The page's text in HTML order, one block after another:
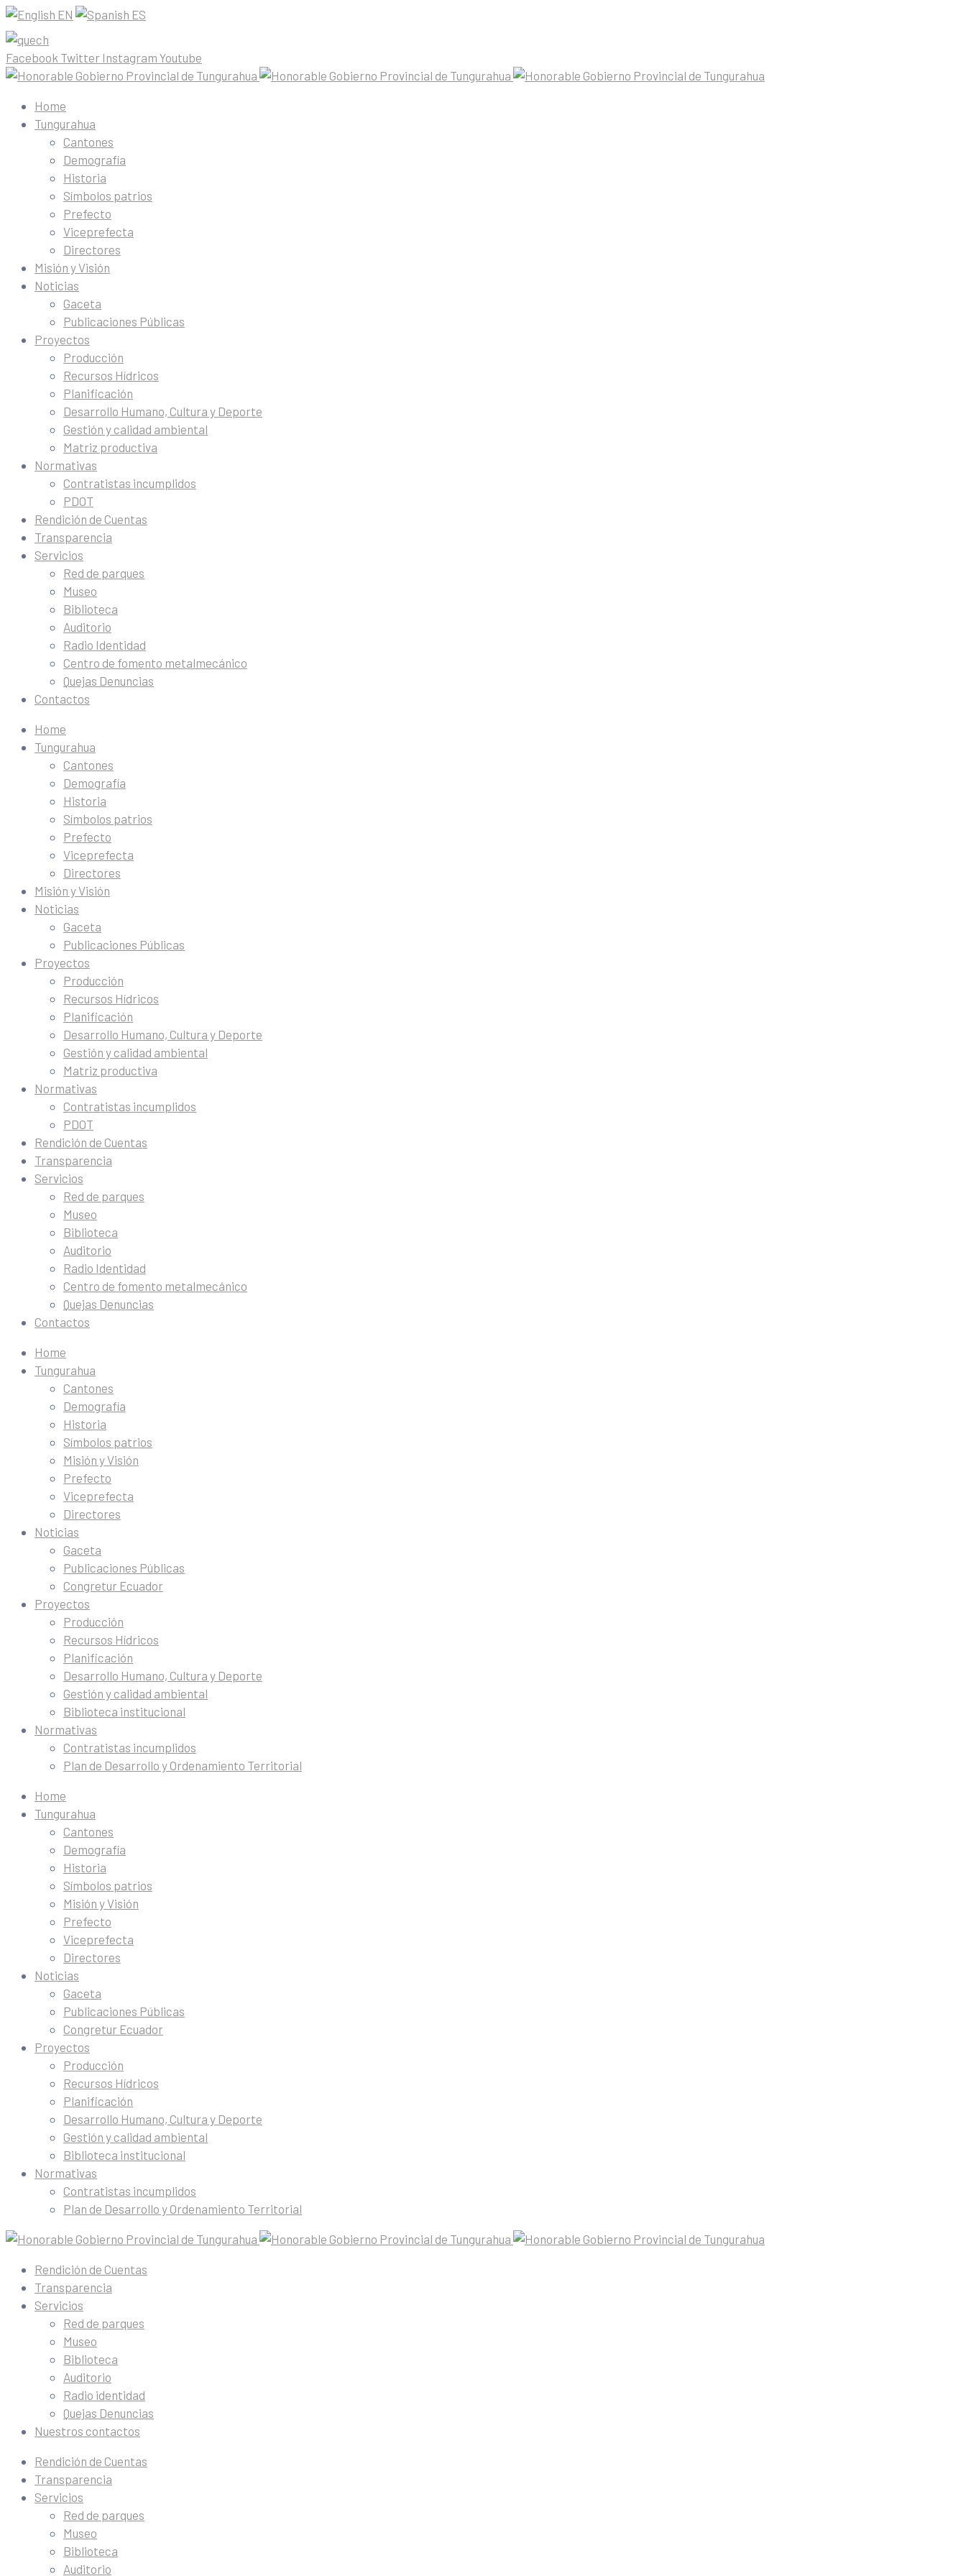
EN ES
Facebook Twitter Instagram Youtube
Home
Tungurahua
Cantones
Demografía
Historia
Símbolos patrios
Prefecto
Viceprefecta
Directores
Misión y Visión
Noticias
Gaceta
Publicaciones Públicas
Proyectos
Producción
Recursos Hídricos
Planificación
Desarrollo Humano, Cultura y Deporte
Gestión y calidad ambiental
Matriz productiva
Normativas
Contratistas incumplidos
PDOT
Rendición de Cuentas
Transparencia
Servicios
Red de parques
Museo
Biblioteca
Auditorio
Radio Identidad
Centro de fomento metalmecánico
Quejas Denuncias
Contactos
Home
Tungurahua
Cantones
Demografía
Historia
Símbolos patrios
Prefecto
Viceprefecta
Directores
Misión y Visión
Noticias
Gaceta
Publicaciones Públicas
Proyectos
Producción
Recursos Hídricos
Planificación
Desarrollo Humano, Cultura y Deporte
Gestión y calidad ambiental
Matriz productiva
Normativas
Contratistas incumplidos
PDOT
Rendición de Cuentas
Transparencia
Servicios
Red de parques
Museo
Biblioteca
Auditorio
Radio Identidad
Centro de fomento metalmecánico
Quejas Denuncias
Contactos
Home
Tungurahua
Cantones
Demografía
Historia
Símbolos patrios
Misión y Visión
Prefecto
Viceprefecta
Directores
Noticias
Gaceta
Publicaciones Públicas
Congretur Ecuador
Proyectos
Producción
Recursos Hídricos
Planificación
Desarrollo Humano, Cultura y Deporte
Gestión y calidad ambiental
Biblioteca institucional
Normativas
Contratistas incumplidos
Plan de Desarrollo y Ordenamiento Territorial
Home
Tungurahua
Cantones
Demografía
Historia
Símbolos patrios
Misión y Visión
Prefecto
Viceprefecta
Directores
Noticias
Gaceta
Publicaciones Públicas
Congretur Ecuador
Proyectos
Producción
Recursos Hídricos
Planificación
Desarrollo Humano, Cultura y Deporte
Gestión y calidad ambiental
Biblioteca institucional
Normativas
Contratistas incumplidos
Plan de Desarrollo y Ordenamiento Territorial
Rendición de Cuentas
Transparencia
Servicios
Red de parques
Museo
Biblioteca
Auditorio
Radio identidad
Quejas Denuncias
Nuestros contactos
Rendición de Cuentas
Transparencia
Servicios
Red de parques
Museo
Biblioteca
Auditorio